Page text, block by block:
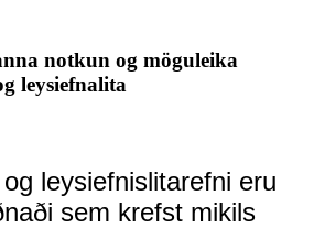
notkun og möguleika
leysiefnalita
leysiefnislitarefni eru
sem krefst mikils